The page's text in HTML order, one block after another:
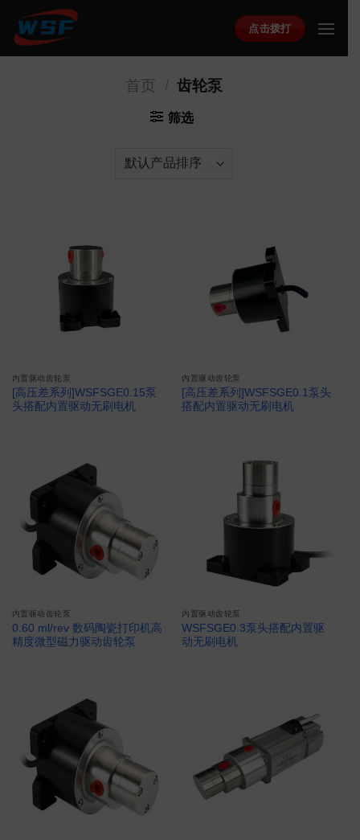
content
点击拨打
首页 齿轮泵
筛选
内置驱动齿轮泵
[高压差系列]WSFSGE0.15泵
头搭配内置驱动无刷电机
内置驱动齿轮泵
[高压差系列]WSFSGE0.1泵头
搭配内置驱动无刷电机
内置驱动齿轮泵
0.60 ml/rev 数码陶瓷打印机高
精度微型磁力驱动齿轮泵
内置驱动齿轮泵
WSFSGE0.3泵头搭配内置驱
动无刷电机